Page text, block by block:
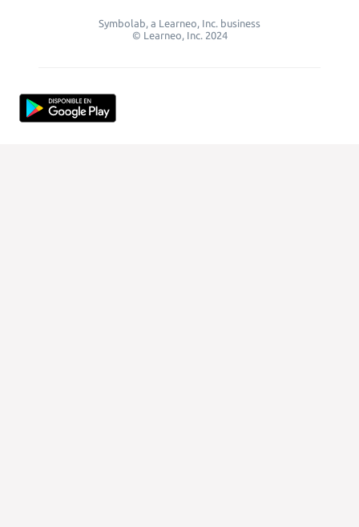
Symbolab, a Learneo, Inc. business
© Learneo, Inc. 2024